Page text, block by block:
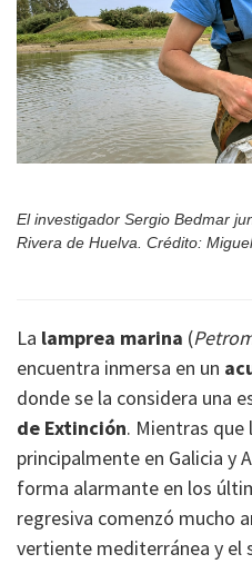
El investigador Sergio Bedmar
Rivera de Huelva. Crédito:
La lamprea marina (
encuentra inmersa en un
donde se la considera una
de Extinción. Mientras que
principalmente en Galicia y
forma alarmante en los
regresiva comenzó mucho
vertiente mediterránea y el